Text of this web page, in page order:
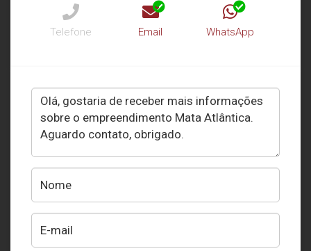
Telefone Email WhatsApp